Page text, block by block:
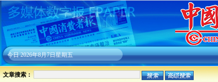
今日2026年8月7日星期五
文章搜索：